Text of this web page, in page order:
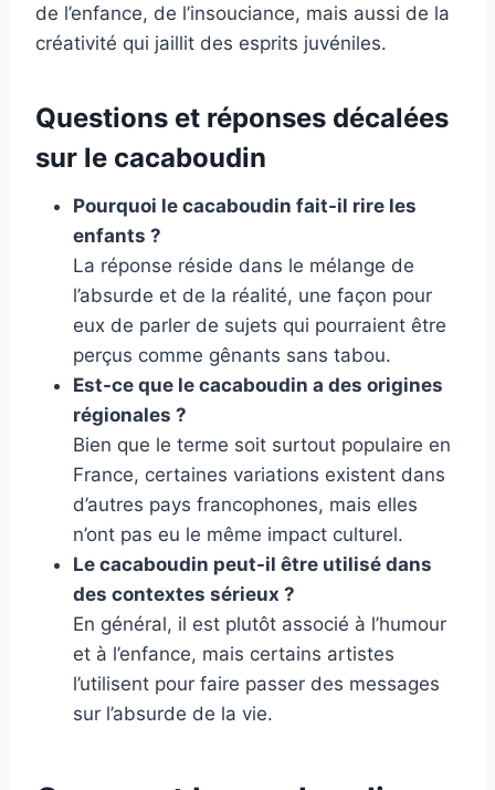
de l’enfance, de l’insouciance, mais aussi de la
créativité qui jaillit des esprits juvéniles.
Questions et réponses décalées
sur le cacaboudin
Pourquoi le cacaboudin fait-il rire les
enfants ?
La réponse réside dans le mélange de
l’absurde et de la réalité, une façon pour
eux de parler de sujets qui pourraient être
perçus comme gênants sans tabou.
Est-ce que le cacaboudin a des origines
régionales ?
Bien que le terme soit surtout populaire en
France, certaines variations existent dans
d’autres pays francophones, mais elles
n’ont pas eu le même impact culturel.
Le cacaboudin peut-il être utilisé dans
des contextes sérieux ?
En général, il est plutôt associé à l’humour
et à l’enfance, mais certains artistes
l’utilisent pour faire passer des messages
sur l’absurde de la vie.